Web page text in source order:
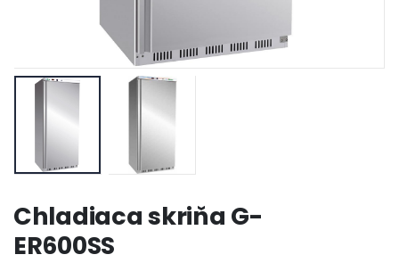
Chladiaca skriňa G-
ER600SS